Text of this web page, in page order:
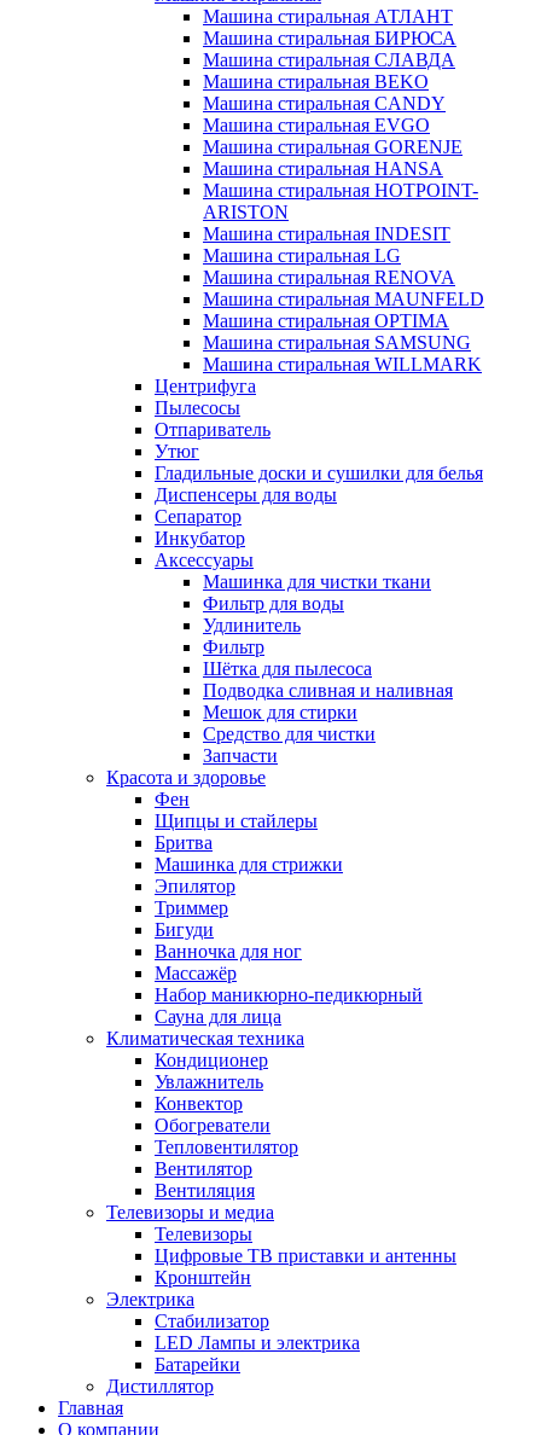
Машина стиральная АТЛАНТ
Машина стиральная БИРЮСА
Машина стиральная СЛАВДА
Машина стиральная BEKO
Машина стиральная CANDY
Машина стиральная EVGO
Машина стиральная GORENJE
Машина стиральная HANSA
Машина стиральная HOTPOINT-
ARISTON
Машина стиральная INDESIT
Машина стиральная LG
Машина стиральная RENOVA
Машина стиральная MAUNFELD
Машина стиральная OPTIMA
Машина стиральная SAMSUNG
Машина стиральная WILLMARK
Центрифуга
Пылесосы
Отпариватель
Утюг
Гладильные доски и сушилки для белья
Диспенсеры для воды
Сепаратор
Инкубатор
Аксессуары
Машинка для чистки ткани
Фильтр для воды
Удлинитель
Фильтр
Шётка для пылесоса
Подводка сливная и наливная
Мешок для стирки
Средство для чистки
Запчасти
Красота и здоровье
Фен
Щипцы и стайлеры
Бритва
Машинка для стрижки
Эпилятор
Триммер
Бигуди
Ванночка для ног
Массажёр
Набор маникюрно-педикюрный
Сауна для лица
Климатическая техника
Кондиционер
Увлажнитель
Конвектор
Обогреватели
Тепловентилятор
Вентилятор
Вентиляция
Телевизоры и медиа
Телевизоры
Цифровые ТВ приставки и антенны
Кронштейн
Электрика
Стабилизатор
LED Лампы и электрика
Батарейки
Дистиллятор
Главная
О компании